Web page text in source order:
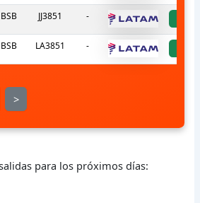
BSB JJ3851 -
BSB LA3851 -
>
para los próximos días: